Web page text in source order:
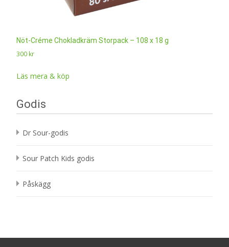
Nöt-Créme Chokladkräm Storpack – 108 x 18 g
300 kr
Läs mera & köp
Godis
Dr Sour-godis
Sour Patch Kids godis
Påskägg